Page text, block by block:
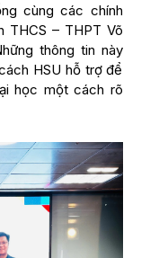
cùng các chính
THCS – THPT Võ
thông tin này
HSU hỗ trợ để
học một cách rõ